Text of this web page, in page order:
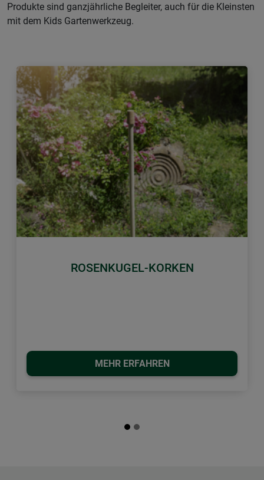
Produkte sind ganzjährliche Begleiter, auch für die Kleinsten
mit dem Kids Gartenwerkzeug.
ROSENKUGEL-KORKEN
MEHR ERFAHREN
Zurück Weiter